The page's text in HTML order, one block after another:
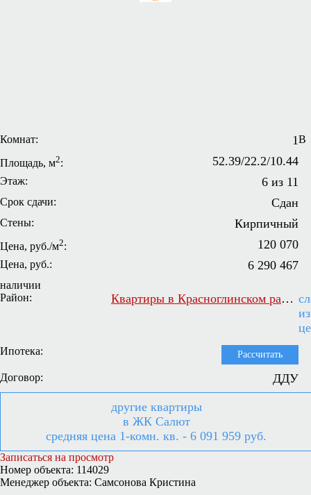
Комнат: 1
Площадь, м2: 52.39/22.2/10.44
Этаж: 6 из 11
Срок сдачи: Сдан
Стены: Кирпичный
Цена, руб./м2: 120 070
Цена, руб.: 6 290 467
В
наличии
Район:
Квартиры в Красноглинском районе Самары
Ипотека: Рассчитать
Договор: ДДУ
другие квартиры
в ЖК Салют
средняя цена 1-комн. кв. - 6 091 959 руб.
Записаться на просмотр
Номер объекта: 114029
Менеджер объекта: Самсонова Кристина